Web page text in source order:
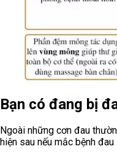
Bạn có đang bị
Ngoài những cơn đau
hiện sau nếu mắc bệnh